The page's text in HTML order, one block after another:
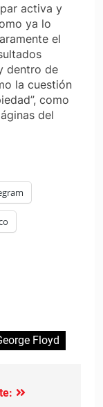
activa y
ya lo
el
dentro de
la cuestión
como
del
Floyd